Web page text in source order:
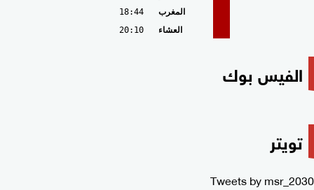
المغرب
18:44
العشاء
20:10
الفيس بوك
تويتر
Tweets by msr_2030